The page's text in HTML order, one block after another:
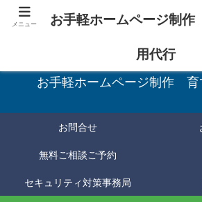
お手軽ホームページ制作 育
お問合せ
無料ご相談ご予約
セキュリティ対策事務局
メニュー
お手軽ホームページ制
用代行